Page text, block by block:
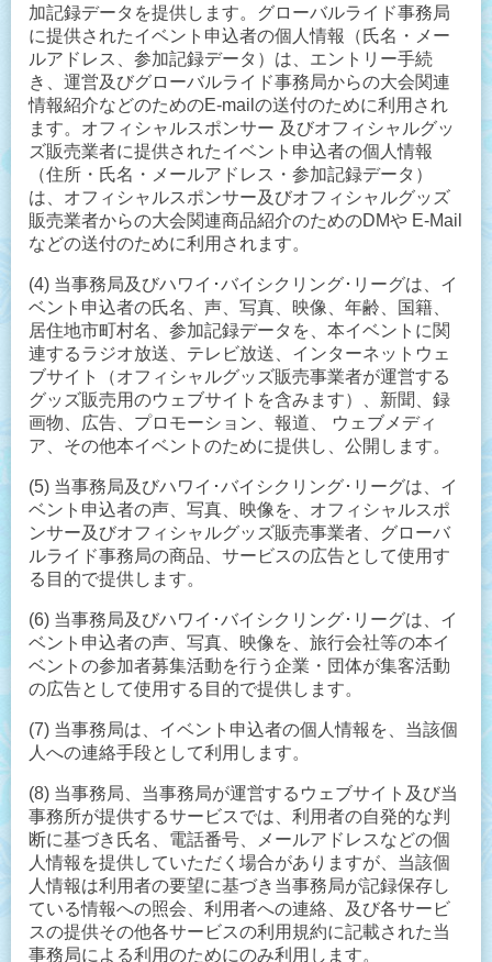
加記録データを提供します。 グローバルライド事務局
に提供されたイベント申込者の個人情報（氏名・メー
ルアドレス、参加記録データ）は、エントリー手続
き、運営及びグローバルライド事務局からの大会関連
情報紹介などのためのE-mailの送付のために利用され
ます。 オフィシャルスポンサー 及びオフィシャルグッ
ズ販売業者に提供されたイベント申込者の個人情報
（住所・氏名・メールアドレス・参加記録データ）
は、オフィシャルスポンサー及びオフィシャルグッズ
販売業者からの大会関連商品紹介のためのDMや E-Mail
などの送付のために利用されます。
(4) 当事務局及びハワイ･バイシクリング･リーグは、イ
ベント申込者の氏名、声、写真、映像、年齢、国籍、
居住地市町村名、参加記録データを、本イベントに関
連するラジオ放送、テレビ放送、インターネットウェ
ブサイト（オフィシャルグッズ販売事業者が運営する
グッズ販売用のウェブサイトを含みます）、新聞、録
画物、広告、プロモーション、報道、 ウェブメディ
ア、その他本イベントのために提供し、公開します。
(5) 当事務局及びハワイ･バイシクリング･リーグは、イ
ベント申込者の声、写真、映像を、オフィシャルスポ
ンサー及びオフィシャルグッズ販売事業者、グローバ
ルライド事務局の商品、サービスの広告として使用す
る目的で提供します。
(6) 当事務局及びハワイ･バイシクリング･リーグは、イ
ベント申込者の声、写真、映像を、旅行会社等の本イ
ベントの参加者募集活動を行う企業・団体が集客活動
の広告として使用する目的で提供します。
(7) 当事務局は、イベント申込者の個人情報を、当該個
人への連絡手段として利用します。
(8) 当事務局、当事務局が運営するウェブサイト及び当
事務所が提供するサービスでは、利用者の自発的な判
断に基づき氏名、電話番号、メールアドレスなどの個
人情報を提供していただく場合がありますが、当該個
人情報は利用者の要望に基づき当事務局が記録保存し
ている情報への照会、利用者への連絡、及び各サービ
スの提供その他各サービスの利用規約に記載された当
事務局による利用のためにのみ利用します。